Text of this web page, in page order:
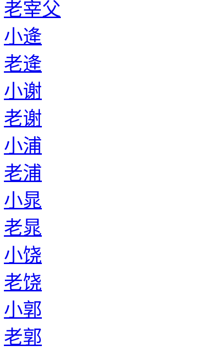
老宰父
小逄
老逄
小谢
老谢
小浦
老浦
小晁
老晁
小饶
老饶
小郭
老郭